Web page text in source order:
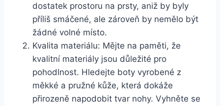
dostatek prostoru⁣ na prsty, aniž by byly
příliš smáčené, ‍ale zároveň by nemělo‍ být
žádné volné místo.
Kvalita materiálu: Mějte na paměti, že
⁣kvalitní materiály jsou‌ důležité pro‍
pohodlnost. Hledejte⁤ boty ‌vyrobené z
měkké a pružné kůže, která dokáže​
přirozeně ‌napodobit tvar nohy. Vyhněte se